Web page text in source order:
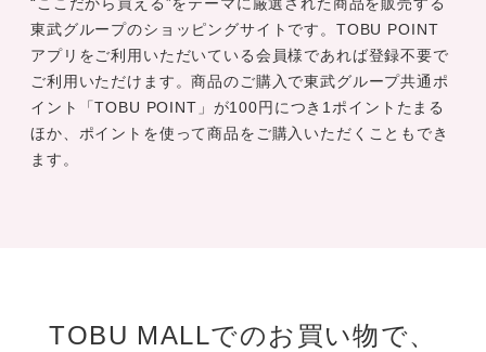
“ここだから買える”をテーマに厳選された商品を販売する
東武グループのショッピングサイトです。TOBU POINT
アプリをご利用いただいている会員様であれば登録不要で
ご利用いただけます。商品のご購入で東武グループ共通ポ
イント「TOBU POINT」が100円につき1ポイントたまる
ほか、ポイントを使って商品をご購入いただくこともでき
ます。
TOBU MALLでのお買い物で、